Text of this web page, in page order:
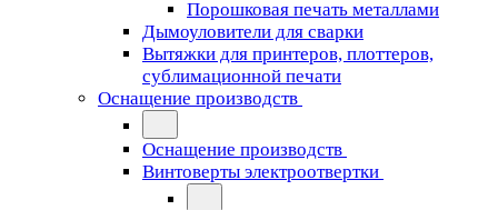
Порошковая печать металлами
Дымоуловители для сварки
Вытяжки для принтеров, плоттеров,
сублимационной печати
Оснащение производств
Оснащение производств
Винтоверты электроотвертки